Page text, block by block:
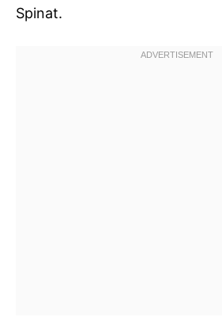
Spinat.